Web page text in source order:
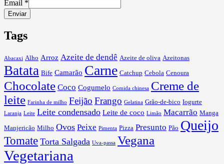
Email *
Enviar
Tags
Abacaxi Alho Arroz Azeite de dendê Azeite de oliva Azeitonas
Batata Bife Camarão Carne Catchup Cebola Cenoura
Chocolate Coco Cogumelo Comida chinesa Creme de
leite Farinha de milho Feijão Frango Gelatina Grão-de-bico Iogurte
Laranja Leite Leite condensado Leite de coco Limão Macarrão Manga
Manjericão Milho Ovos Peixe Pimenta Pizza Presunto Pão Queijo
Tomate Torta Salgada Uva-passa Vegana
Vegetariana